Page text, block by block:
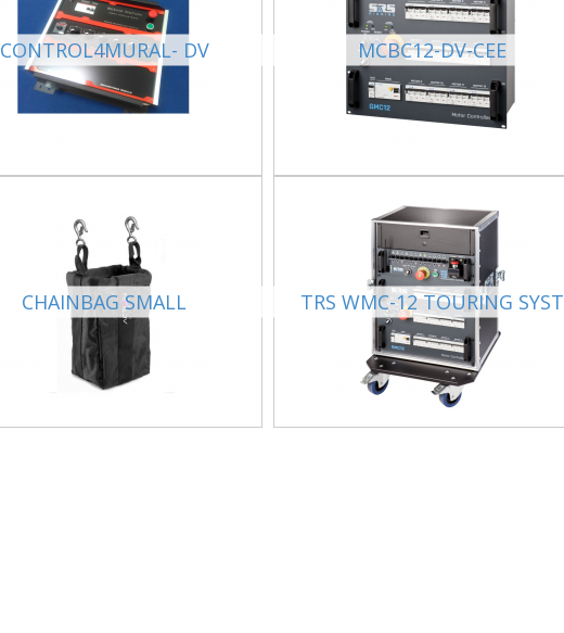
CONTROL4MURAL- DV MCBC12-DV-CEE
CHAINBAG SMALL TRS WMC-12 TOURING SYST